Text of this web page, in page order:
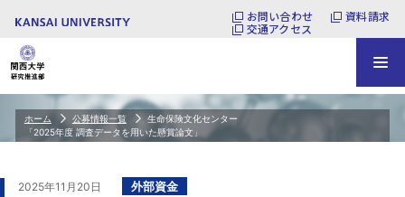
お問い合わせ
資料請求
交通アクセス
ホーム 公募情報一覧
生命保険文化センター
「2025年度 調査データを用いた懸賞論文」
2025年11月20日 外部資金